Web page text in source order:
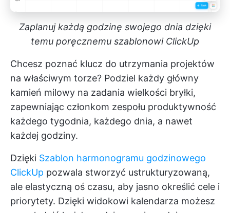
Zaplanuj każdą godzinę swojego dnia dzięki
temu poręcznemu szablonowi ClickUp
Chcesz poznać klucz do utrzymania projektów
na właściwym torze? Podziel każdy główny
kamień milowy na zadania wielkości bryłki,
zapewniając członkom zespołu produktywność
każdego tygodnia, każdego dnia, a nawet
każdej godziny.
Dzięki Szablon harmonogramu godzinowego
ClickUp pozwala stworzyć ustrukturyzowaną,
ale elastyczną oś czasu, aby jasno określić cele i
priorytety. Dzięki widokowi kalendarza możesz